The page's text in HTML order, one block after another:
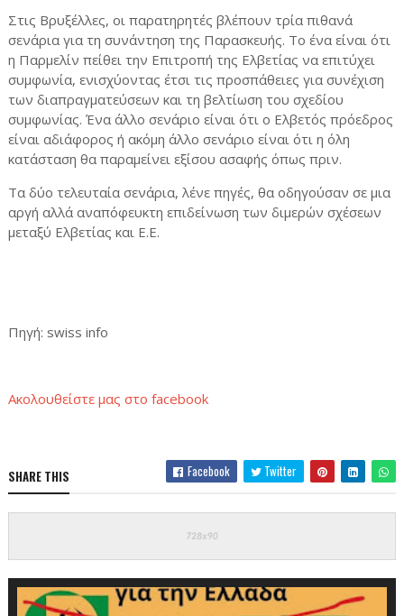
Στις Βρυξέλλες, οι παρατηρητές βλέπουν τρία πιθανά
σενάρια για τη συνάντηση της Παρασκευής. Το ένα είναι ότι
η Παρμελίν πείθει την Επιτροπή της Ελβετίας να επιτύχει
συμφωνία, ενισχύοντας έτσι τις προσπάθειες για συνέχιση
των διαπραγματεύσεων και τη βελτίωση του σχεδίου
συμφωνίας. Ένα άλλο σενάριο είναι ότι ο Ελβετός πρόεδρος
είναι αδιάφορος ή ακόμη άλλο σενάριο είναι ότι η όλη
κατάσταση θα παραμείνει εξίσου ασαφής όπως πριν.
Τα δύο τελευταία σενάρια, λένε πηγές, θα οδηγούσαν σε μια
αργή αλλά αναπόφευκτη επιδείνωση των διμερών σχέσεων
μεταξύ Ελβετίας και Ε.Ε.
Πηγή: swiss info
Ακολουθείστε μας στο facebook
SHARE THIS Facebook Twitter